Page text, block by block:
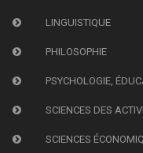
LINGUISTIQUE
PHILOSOPHIE
PSYCHOLOGIE,
SCIENCES DES
SCIENCES